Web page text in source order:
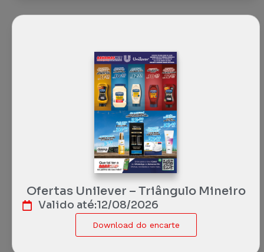
Ofertas Unilever – Triângulo Mineiro
Valido até:12/08/2026
Download do encarte